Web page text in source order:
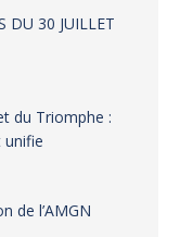
DU 30 JUILLET
du Triomphe :
unifie
de l’AMGN